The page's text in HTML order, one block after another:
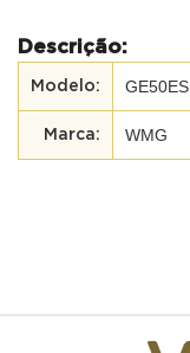
Descrição:
GE50ES
WMG